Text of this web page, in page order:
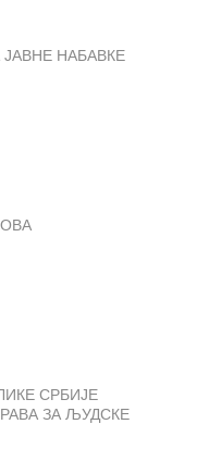
ЈАВНЕ НАБАВКЕ
СРБИЈЕ
ЗА ЉУДСКЕ